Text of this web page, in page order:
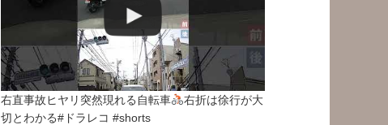
右直事故ヒヤリ突然現れる自転車
右折は徐行が大
切とわかる#ドラレコ #shorts